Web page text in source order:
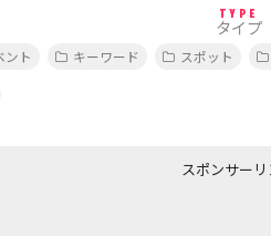
TYPE
タイプ
ント キーワード スポット
スポンサーリ